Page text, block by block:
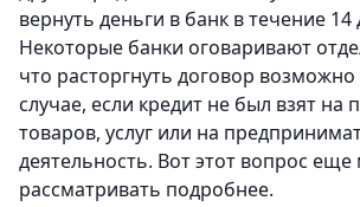
вернуть деньги в банк в течение 14
Некоторые банки оговаривают
что расторгнуть договор
случае, если кредит не был взят на
товаров, услуг или на
деятельность. Вот этот вопрос
рассматривать подробнее.